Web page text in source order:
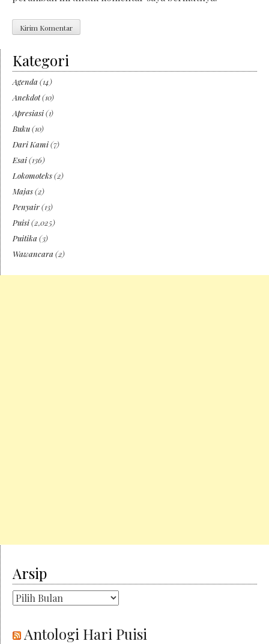
Kategori
Agenda (14)
Anekdot(10)
Apresiasi(1)
Buku(10)
Dari Kami(7)
Esai(136)
Lokomoteks(2)
Majas(2)
Penyair(13)
Puisi(2,025)
Puitika (3)
Wawancara (2)
Arsip
Arsip
Antologi Hari Puisi